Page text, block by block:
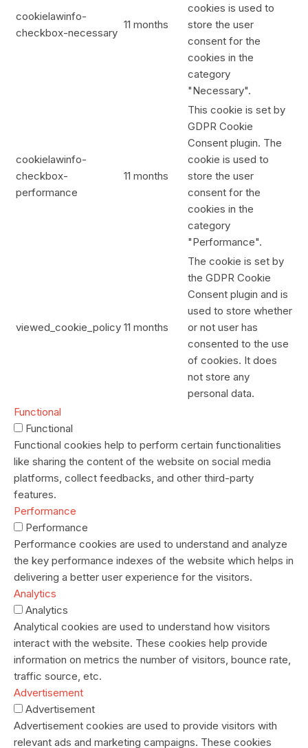
cookielawinfo-
checkbox-necessary
11 months
cookies is used to
store the user
consent for the
cookies in the
category
"Necessary".
cookielawinfo-
checkbox-
performance
11 months
This cookie is set by
GDPR Cookie
Consent plugin. The
cookie is used to
store the user
consent for the
cookies in the
category
"Performance".
viewed_cookie_policy 11 months
The cookie is set by
the GDPR Cookie
Consent plugin and is
used to store whether
or not user has
consented to the use
of cookies. It does
not store any
personal data.
Functional
Functional
Functional cookies help to perform certain functionalities
like sharing the content of the website on social media
platforms, collect feedbacks, and other third-party
features.
Performance
Performance
Performance cookies are used to understand and analyze
the key performance indexes of the website which helps in
delivering a better user experience for the visitors.
Analytics
Analytics
Analytical cookies are used to understand how visitors
interact with the website. These cookies help provide
information on metrics the number of visitors, bounce rate,
traffic source, etc.
Advertisement
Advertisement
Advertisement cookies are used to provide visitors with
relevant ads and marketing campaigns. These cookies